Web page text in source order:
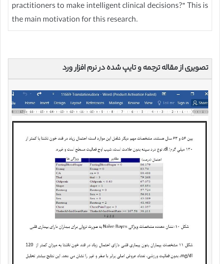
practitioners to make intelligent clinical decisions?” This is
the main motivation for this research.
تصویری از مقاله ترجمه و تایپ شده در نرم افزار ورد